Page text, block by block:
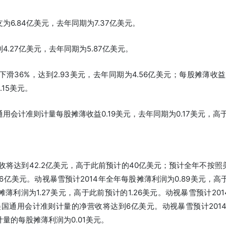
亿美元，去年同期为7.37亿美元。
亿美元，去年同期为5.87亿美元。
，达到2.93美元，去年同期为4.56亿美元；每股摊薄收
美元。
计准则计量每股摊薄收益0.19美元，去年同期为0.17美元，高
到42.2亿美元，高于此前预计的40亿美元；预计全年不按照
美元。动视暴雪预计2014年全年每股摊薄利润为0.89美元，高
薄利润为1.27美元，高于此前预计的1.26美元。动视暴雪预计
通用会计准则计量的净营收将达到6亿美元。动视暴雪预计
的每股摊薄利润为0.01美元。